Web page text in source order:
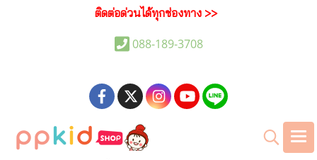
ติดต่อด่วนได้ทุกช่องทาง >>
088-189-3708